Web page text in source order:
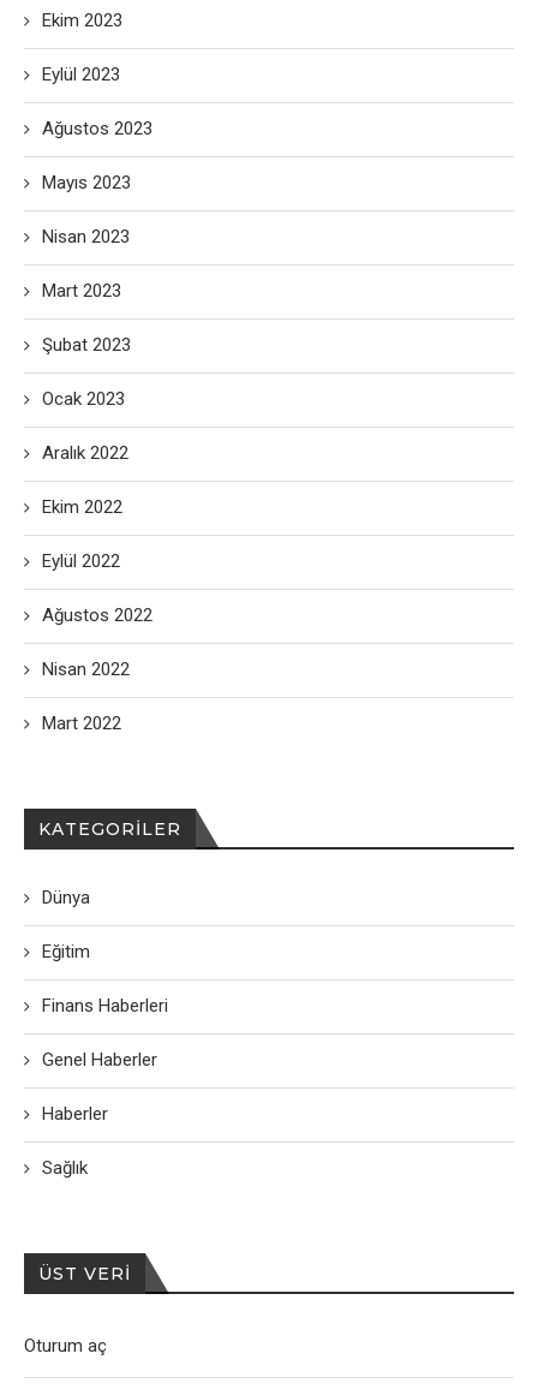
Ekim 2023
Eylül 2023
Ağustos 2023
Mayıs 2023
Nisan 2023
Mart 2023
Şubat 2023
Ocak 2023
Aralık 2022
Ekim 2022
Eylül 2022
Ağustos 2022
Nisan 2022
Mart 2022
KATEGORILER
Dünya
Eğitim
Finans Haberleri
Genel Haberler
Haberler
Sağlık
ÜST VERI
Oturum aç